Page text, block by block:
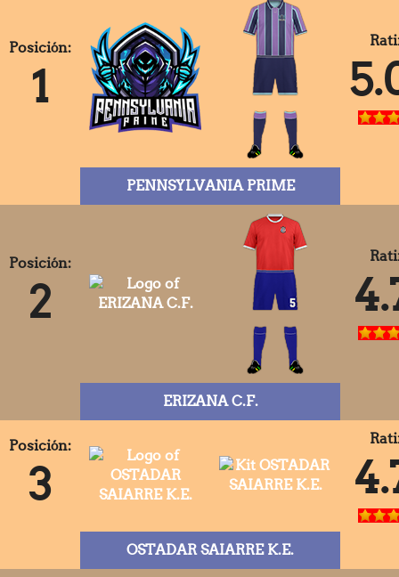
Posición:
1
PENNSYLVANIA PRIME
Posición:
2
ERIZANA C.F.
Posición:
3
OSTADAR SAIARRE K.E.